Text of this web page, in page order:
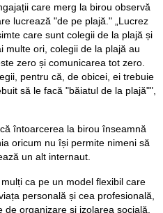
care merg la birou observă
lucrează "de pe plajă." „Lucrez
care sunt colegii de la plajă și
multe ori, colegii de la plajă au
zero și comunicarea tot zero.
pentru că, de obicei, ei trebuie
să le facă "băiatul de la plajă"",
întoarcerea la birou înseamnă
oricum nu își permite nimeni să
un alt internaut.
ca pe un model flexibil care
personală și cea profesională,
organizare și izolarea socială.